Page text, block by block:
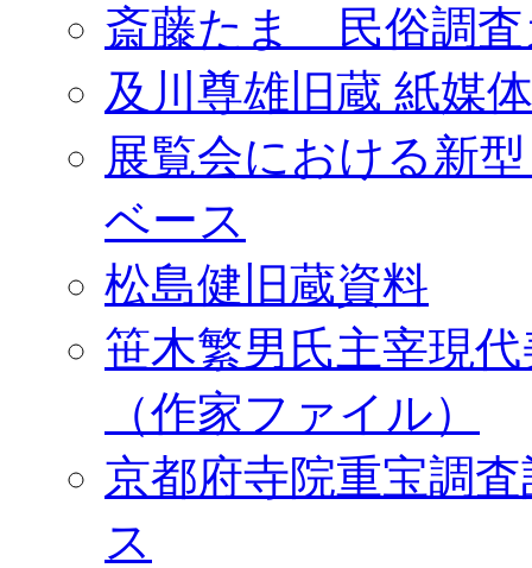
斎藤たま 民俗調査
及川尊雄旧蔵 紙媒
展覧会における新
ベース
松島健旧蔵資料
笹木繁男氏主宰現
（作家ファイル）
京都府寺院重宝調
ス